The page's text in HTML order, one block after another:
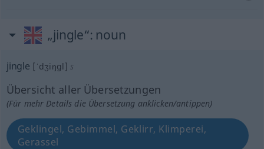
„jingle“: noun
jingle [ˈdʒiŋgl] s
Übersicht aller Übersetzungen
(Für mehr Details die Übersetzung anklicken/antippen)
Geklingel, Gebimmel, Geklirr, Klimperei,
Gerassel